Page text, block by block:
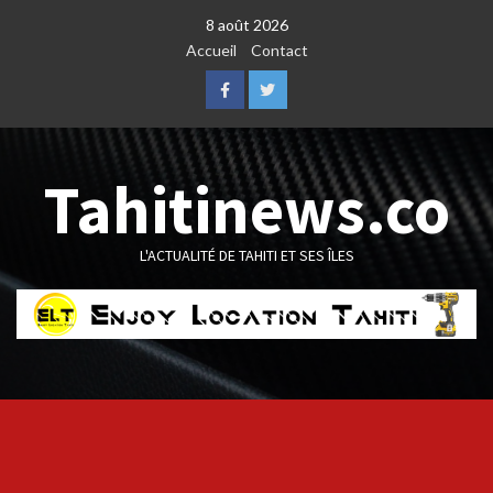
8 août 2026
Accueil
Contact
FacebookTwitter
Tahitinews.co
L'ACTUALITÉ DE TAHITI ET SES ÎLES